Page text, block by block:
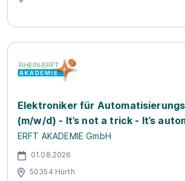
Elektroniker für
(m/w/d) - It’s not a trick - It’s
ERFT AKADEMIE GmbH
01.08.2026
50354 Hürth